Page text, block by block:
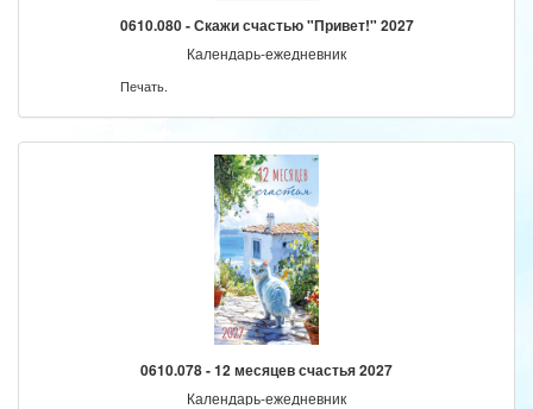
0610.080 - Скажи счастью "Привет!" 2027
Календарь-ежедневник
Печать.
0610.078 - 12 месяцев счастья 2027
Календарь-ежедневник